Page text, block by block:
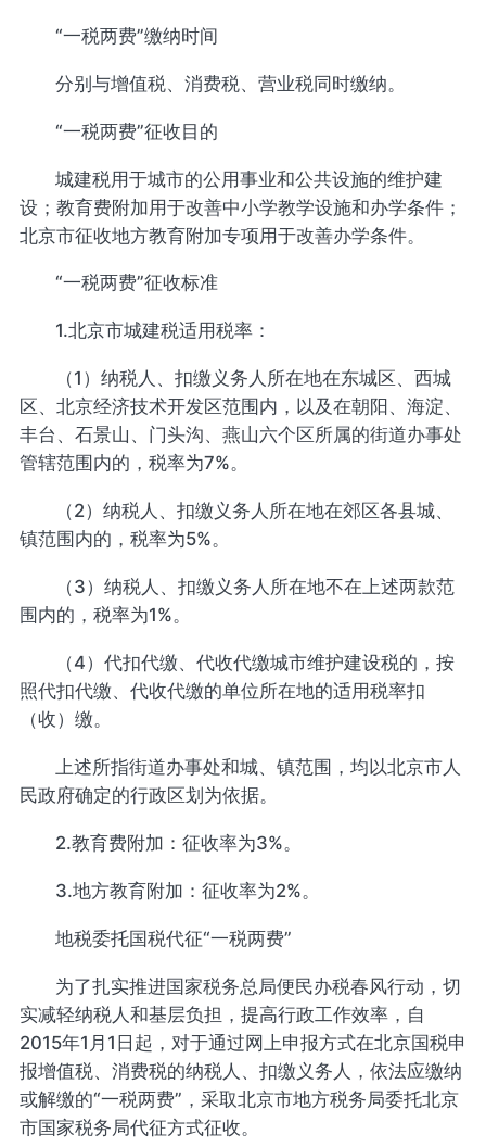
“一税两费”缴纳时间
分别与增值税、消费税、营业税同时缴纳。
“一税两费”征收目的
城建税用于城市的公用事业和公共设施的维护建
设；教育费附加用于改善中小学教学设施和办学条件；
北京市征收地方教育附加专项用于改善办学条件。
“一税两费”征收标准
1.北京市城建税适用税率：
（1）纳税人、扣缴义务人所在地在东城区、西城
区、北京经济技术开发区范围内，以及在朝阳、海淀、
丰台、石景山、门头沟、燕山六个区所属的街道办事处
管辖范围内的，税率为7%。
（2）纳税人、扣缴义务人所在地在郊区各县城、
镇范围内的，税率为5%。
（3）纳税人、扣缴义务人所在地不在上述两款范
围内的，税率为1%。
（4）代扣代缴、代收代缴城市维护建设税的，按
照代扣代缴、代收代缴的单位所在地的适用税率扣
（收）缴。
上述所指街道办事处和城、镇范围，均以北京市人
民政府确定的行政区划为依据。
2.教育费附加：征收率为3%。
3.地方教育附加：征收率为2%。
地税委托国税代征“一税两费”
为了扎实推进国家税务总局便民办税春风行动，切
实减轻纳税人和基层负担，提高行政工作效率，自
2015年1月1日起，对于通过网上申报方式在北京国税申
报增值税、消费税的纳税人、扣缴义务人，依法应缴纳
或解缴的“一税两费”，采取北京市地方税务局委托北京
市国家税务局代征方式征收。